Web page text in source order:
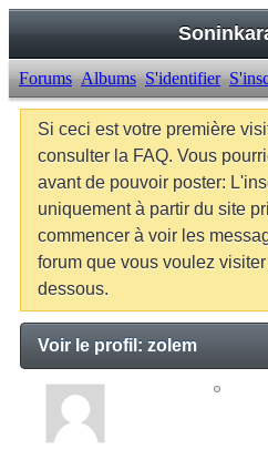
Forums Albums S'identifier
Si ceci est votre première
consulter la FAQ. Vous
avant de pouvoir poster:
uniquement à partir du site
commencer à voir les
forum que vous voulez
dessous.
Voir le profil: zolem